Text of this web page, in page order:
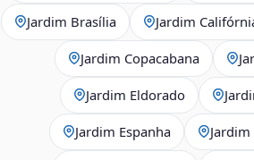
Jardim Brasília Jardim
Jardim Copacabana
Jardim Eldorado
Jardim Espanha